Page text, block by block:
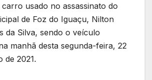
usado no assassinato do
de Foz do Iguaçu, Nilton
da Silva, sendo o veículo
manhã desta segunda-feira, 22
de 2021.